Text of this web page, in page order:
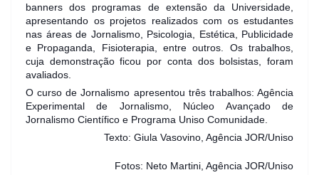
banners dos programas de extensão da Universidade,
apresentando os projetos realizados com os estudantes
nas áreas de Jornalismo, Psicologia, Estética, Publicidade
e Propaganda, Fisioterapia, entre outros. Os trabalhos,
cuja demonstração ficou por conta dos bolsistas, foram
avaliados.
O curso de Jornalismo apresentou três trabalhos: Agência
Experimental de Jornalismo, Núcleo Avançado de
Jornalismo Científico e Programa Uniso Comunidade.
Texto: Giula Vasovino, Agência JOR/Uniso
Fotos: Neto Martini, Agência JOR/Uniso